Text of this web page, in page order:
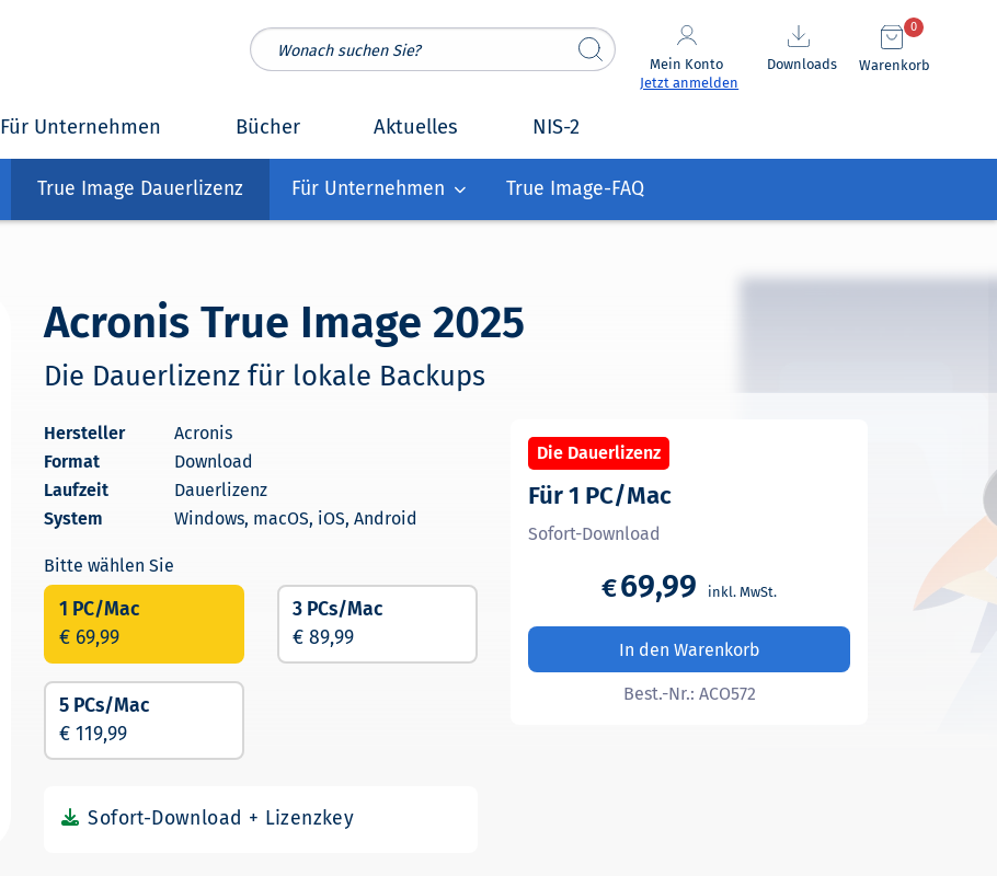
Mein Konto
Jetzt anmelden
Downloads Warenkorb
0
Für Unternehmen Bücher Aktuelles NIS-2
True Image Dauerlizenz Für Unternehmen True Image-FAQ
Acronis True Image 2025
Die Dauerlizenz für lokale Backups
Acronis
Download
Dauerlizenz
Windows, macOS, iOS, Android
1 PC/Mac
€ 69,99
3 PCs/Mac
€ 89,99
5 PCs/Mac
€ 119,99
Für 1 PC/Mac
Sofort-Download
€69,99
In den Warenkorb
Best.-Nr.: ACO572